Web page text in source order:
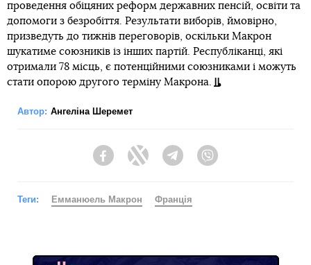
проведення обіцяних реформ державних пенсій, освіти та
допомоги з безробіття. Результати виборів, ймовірно,
призведуть до тижнів переговорів, оскільки Макрон
шукатиме союзників із інших партій. Республіканці, які
отримали 78 місць, є потенційними союзниками і можуть
стати опорою другого терміну Макрона.
Автор: Ангеліна Шеремет
FacebookTwitter Telegram
Теги: Емманюель Макрон Франція